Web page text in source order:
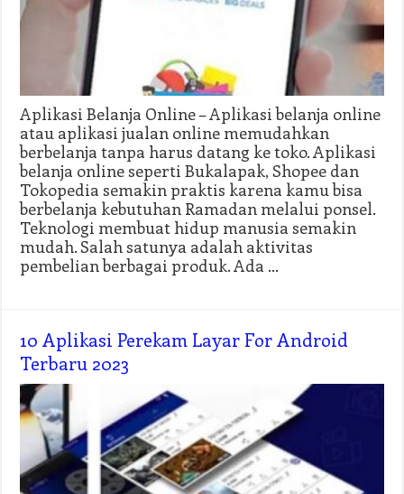
Aplikasi Belanja Online – Aplikasi belanja online
atau aplikasi jualan online memudahkan
berbelanja tanpa harus datang ke toko. Aplikasi
belanja online seperti Bukalapak, Shopee dan
Tokopedia semakin praktis karena kamu bisa
berbelanja kebutuhan Ramadan melalui ponsel.
Teknologi membuat hidup manusia semakin
mudah. Salah satunya adalah aktivitas
pembelian berbagai produk. Ada …
10 Aplikasi Perekam Layar For Android
Terbaru 2023